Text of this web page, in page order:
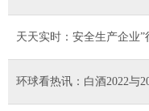
天天实时：安全生产企业
环球看热讯：白酒2022与